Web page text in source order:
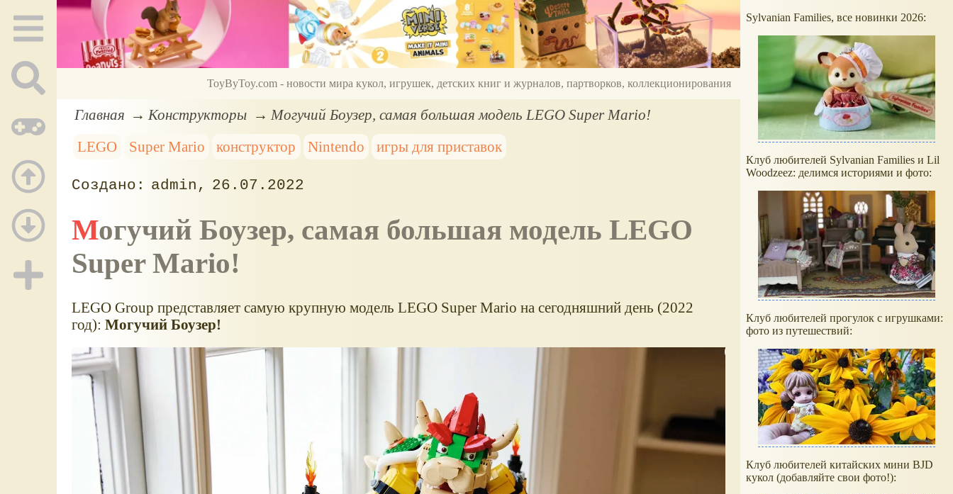
ToyByToy.com - новости мира кукол, игрушек, детских книг и журналов, партворков, коллекционирования
Главная Конструкторы
Могучий Боузер, самая большая модель LEGO Super Mario!
LEGO
Super Mario конструктор Nintendo игры для приставок
admin 26.07.2022
Могучий Боузер, самая большая модель LEGO
Super Mario!
LEGO Group представляет самую крупную модель LEGO Super Mario на сегодняшний день (2022
год): Могучий Боузер!
Sylvanian Families, все новинки 2026:
Клуб любителей Sylvanian Families и Lil
Woodzeez: делимся историями и фото:
Клуб любителей прогулок с игрушками:
фото из путешествий:
Клуб любителей китайских мини BJD
кукол (добавляйте свои фото!):